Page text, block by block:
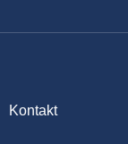
Kontakt